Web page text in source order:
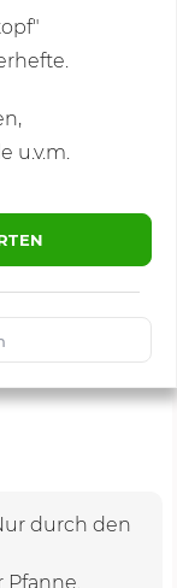
u.v.m.
Speichern
durch den